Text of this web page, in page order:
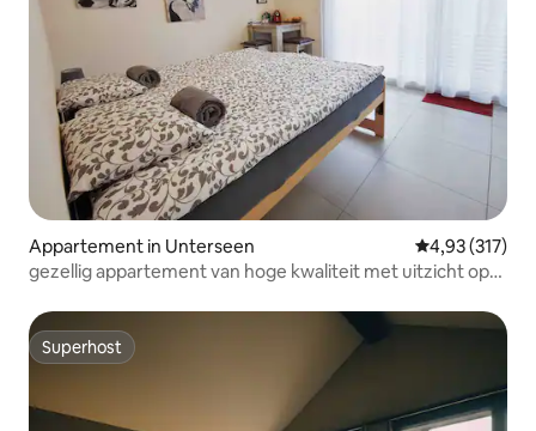
Appartement in Unterseen Gemiddelde
4,93 (317)
gezellig appartement van hoge kwaliteit met uitzicht op
Superhost
Superhost